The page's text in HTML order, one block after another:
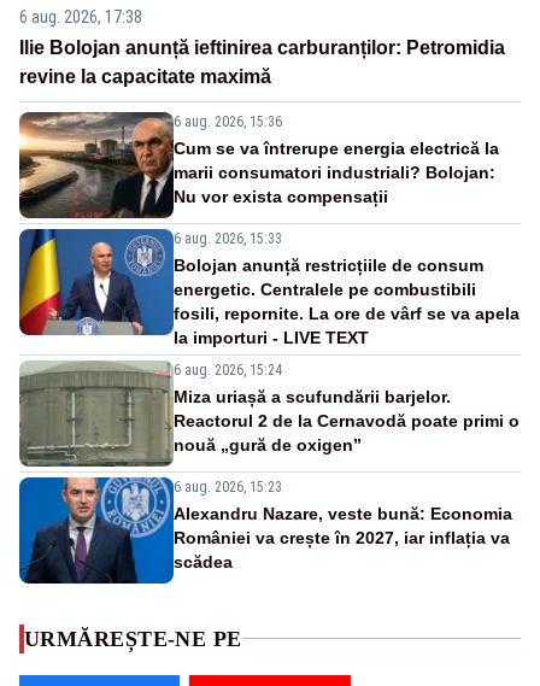
6 aug. 2026, 17:38
Ilie Bolojan anunță ieftinirea carburanților: Petromidia
revine la capacitate maximă
6 aug. 2026, 15:36
Cum se va întrerupe energia electrică la
marii consumatori industriali? Bolojan:
Nu vor exista compensații
6 aug. 2026, 15:33
Bolojan anunță restricțiile de consum
energetic. Centralele pe combustibili
fosili, repornite. La ore de vârf se va apela
la importuri - LIVE TEXT
6 aug. 2026, 15:24
Miza uriașă a scufundării barjelor.
Reactorul 2 de la Cernavodă poate primi o
nouă „gură de oxigen”
6 aug. 2026, 15:23
Alexandru Nazare, veste bună: Economia
României va crește în 2027, iar inflația va
scădea
URMĂREȘTE-NE PE